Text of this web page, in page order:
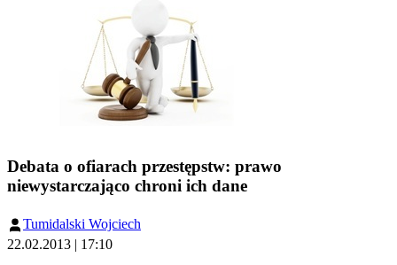
Debata o ofiarach przestępstw: prawo
niewystarczająco chroni ich dane
Tumidalski Wojciech
22.02.2013 | 17:10